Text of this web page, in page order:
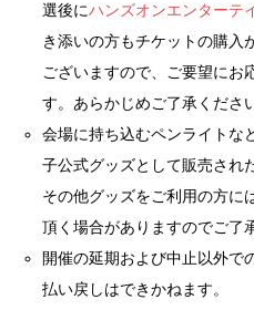
選後にハンズオンエンターテ
き添いの方もチケットの購入
ございますので、ご要望にお
す。あらかじめご了承くださ
会場に持ち込むペンライトな
子公式グッズとして販売され
その他グッズをご利用の方に
頂く場合がありますのでご了
開催の延期および中止以外で
払い戻しはできかねます。